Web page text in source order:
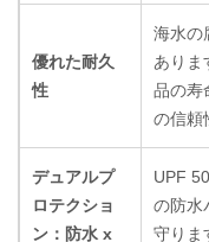
優れた耐久
性
海水の
ありま
品の寿
の信頼
デュアルプ
ロテクショ
ン：防水 x
UPF
の防水
守りま